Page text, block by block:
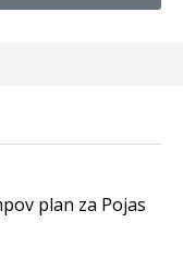
plan za Pojas